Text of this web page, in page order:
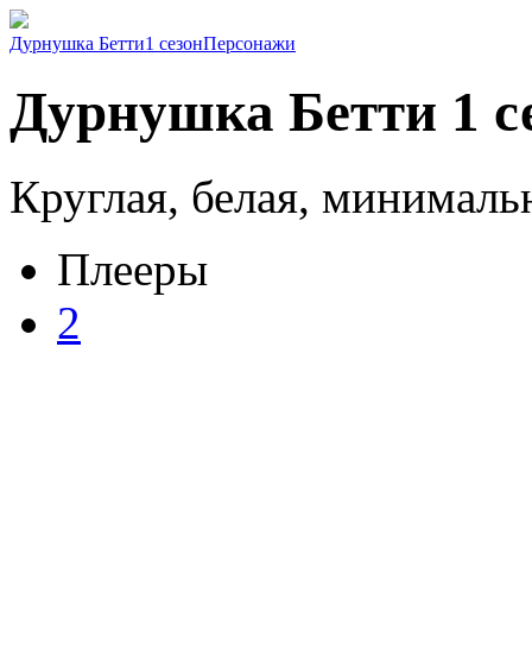
Дурнушка Бетти1 сезонПерсонажи
Дурнушка Бетти 1
Круглая, белая,
Плееры
2